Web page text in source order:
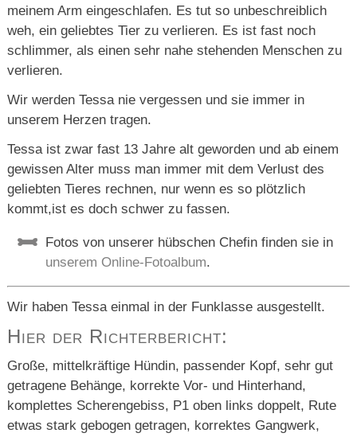
meinem Arm eingeschlafen. Es tut so unbeschreiblich
weh, ein geliebtes Tier zu verlieren. Es ist fast noch
schlimmer, als einen sehr nahe stehenden Menschen zu
verlieren.
Wir werden Tessa nie vergessen und sie immer in
unserem Herzen tragen.
Tessa ist zwar fast 13 Jahre alt geworden und ab einem
gewissen Alter muss man immer mit dem Verlust des
geliebten Tieres rechnen, nur wenn es so plötzlich
kommt,ist es doch schwer zu fassen.
Fotos von unserer hübschen Chefin finden sie in
unserem Online-Fotoalbum.
Wir haben Tessa einmal in der Funklasse ausgestellt.
Hier der Richterbericht:
Große, mittelkräftige Hündin, passender Kopf, sehr gut
getragene Behänge, korrekte Vor- und Hinterhand,
komplettes Scherengebiss, P1 oben links doppelt, Rute
etwas stark gebogen getragen, korrektes Gangwerk,